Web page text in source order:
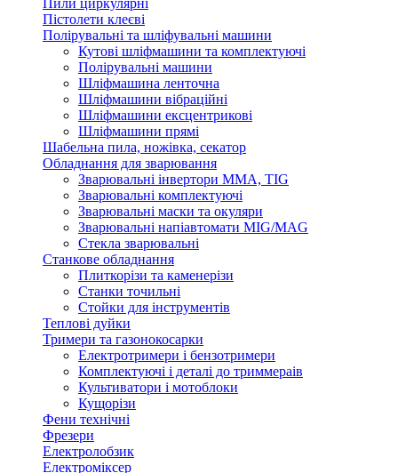
Пили циркулярні
Пістолети клеєві
Полірувальні та шліфувальні машини
Кутові шліфмашини та комплектуючі
Полірувальні машини
Шліфмашина ленточна
Шліфмашини вібраційні
Шліфмашини ексцентрикові
Шліфмашини прямі
Шабельна пила, ножівка, секатор
Обладнання для зварювання
Зварювальні інвертори ММА, TIG
Зварювальні комплектуючі
Зварювальні маски та окуляри
Зварювальні напіавтомати MIG/MAG
Стекла зварювальні
Станкове обладнання
Плиткорізи та каменерізи
Станки точильні
Стойки для інструментів
Теплові дуйки
Тримери та газонокосарки
Електротримери і бензотримери
Комплектуючі і деталі до триммераів
Культиватори і мотоблоки
Кущорізи
Фени технічні
Фрезери
Електролобзик
Електроміксер